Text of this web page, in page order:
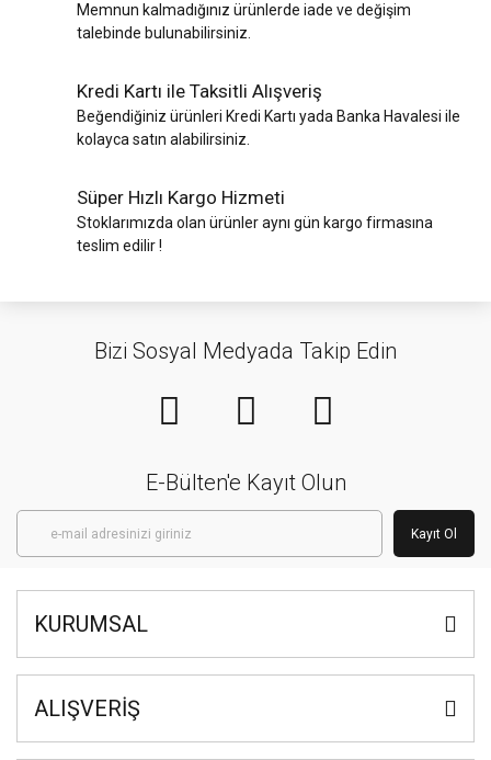
Memnun kalmadığınız ürünlerde iade ve değişim
talebinde bulunabilirsiniz.
Kredi Kartı ile Taksitli Alışveriş
Beğendiğiniz ürünleri Kredi Kartı yada Banka Havalesi ile
kolayca satın alabilirsiniz.
Süper Hızlı Kargo Hizmeti
Stoklarımızda olan ürünler aynı gün kargo firmasına
teslim edilir !
Bizi Sosyal Medyada Takip Edin
E-Bülten'e Kayıt Olun
Kayıt Ol
KURUMSAL
ALIŞVERİŞ